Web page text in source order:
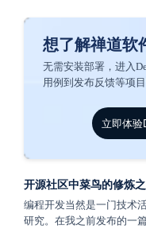
想了解禅道软
无需安装部署，进入
用例到发布反馈等项
立即体验
开源社区中菜鸟的修炼
编程开发当然是一门技术
研究。在我之前发布的一